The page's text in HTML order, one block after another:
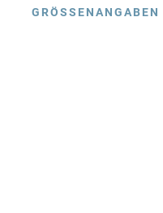
GRÖSSENANGABEN